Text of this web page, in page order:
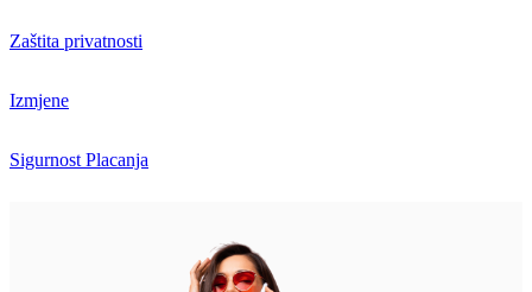
Zaštita privatnosti
Izmjene
Sigurnost Placanja